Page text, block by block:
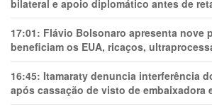
bilateral e apoio diplomático antes de
17:01: Flávio Bolsonaro apresenta nove
beneficiam os EUA, ricaços,
16:45: Itamaraty denuncia interferência
após cassação de visto de embaixadora